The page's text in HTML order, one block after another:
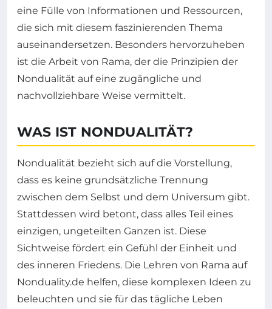
eine Fülle von Informationen und Ressourcen,
die sich mit diesem faszinierenden Thema
auseinandersetzen. Besonders hervorzuheben
ist die Arbeit von Rama, der die Prinzipien der
Nondualität auf eine zugängliche und
nachvollziehbare Weise vermittelt.
WAS IST NONDUALITÄT?
Nondualität bezieht sich auf die Vorstellung,
dass es keine grundsätzliche Trennung
zwischen dem Selbst und dem Universum gibt.
Stattdessen wird betont, dass alles Teil eines
einzigen, ungeteilten Ganzen ist. Diese
Sichtweise fördert ein Gefühl der Einheit und
des inneren Friedens. Die Lehren von Rama auf
Nonduality.de helfen, diese komplexen Ideen zu
beleuchten und sie für das tägliche Leben